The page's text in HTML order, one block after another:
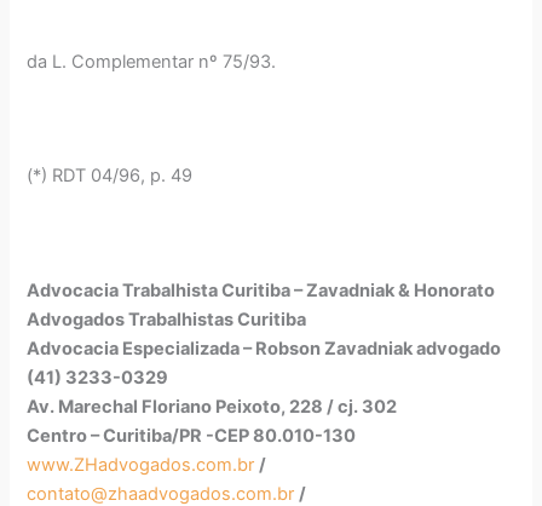
da L. Complementar nº 75/93.
(*) RDT 04/96, p. 49
Advocacia Trabalhista Curitiba – Zavadniak & Honorato
Advogados Trabalhistas Curitiba
Advocacia Especializada – Robson Zavadniak advogado
(41) 3233-0329
Av. Marechal Floriano Peixoto, 228 / cj. 302
Centro – Curitiba/PR -CEP 80.010-130
www.ZHadvogados.com.br /
contato@zhaadvogados.com.br /